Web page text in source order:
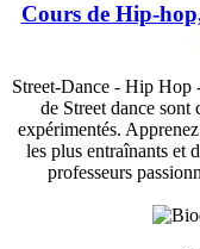
Cours de Hip-
Street-Dance - Hip Hop
de Street dance sont
expérimentés.
les plus entraînants et
professeurs